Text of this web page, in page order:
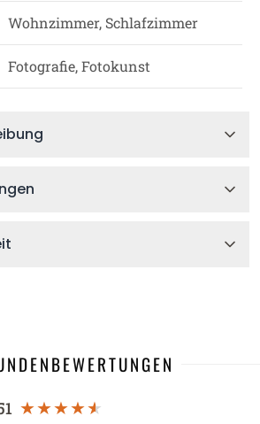
Wohnzimmer, Schlafzimmer
Fotografie, Fotokunst